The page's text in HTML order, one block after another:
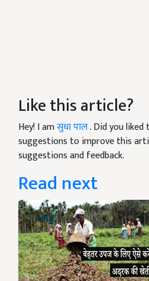
Like this article?
Hey! I amसुधा पाल. Did you
suggestions to improve this
suggestions and feedback.
Read next